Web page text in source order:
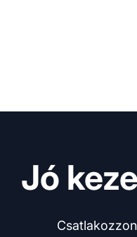
Jó